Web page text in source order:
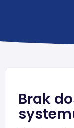
Brak